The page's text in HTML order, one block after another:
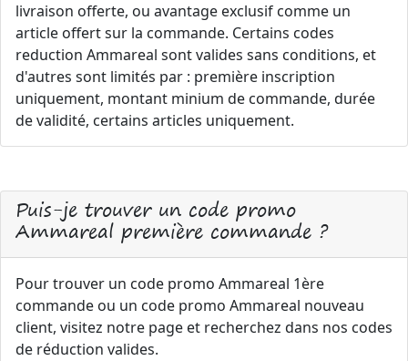
livraison offerte, ou avantage exclusif comme un
article offert sur la commande. Certains codes
reduction Ammareal sont valides sans conditions, et
d'autres sont limités par : première inscription
uniquement, montant minium de commande, durée
de validité, certains articles uniquement.
Puis-je trouver un code promo
Ammareal première commande ?
Pour trouver un code promo Ammareal 1ère
commande ou un code promo Ammareal nouveau
client, visitez notre page et recherchez dans nos codes
de réduction valides.